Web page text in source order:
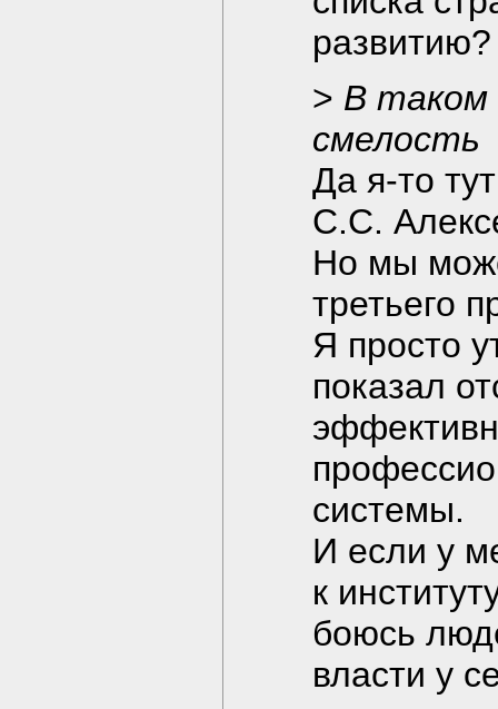
развитию?
> В таком
смелость
Да я-то
С.С.
Но мы
третьего
Я просто
показал
системы.
И если у
к
боюсь
власти у